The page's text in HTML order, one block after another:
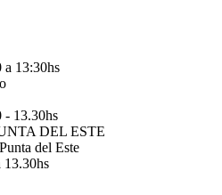
a 13:30hs
- 13.30hs
DEL ESTE
del Este
13.30hs